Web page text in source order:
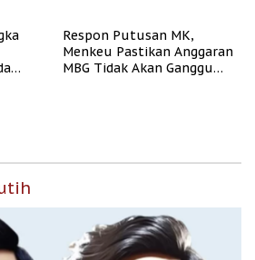
Respon Putusan MK,
Menkeu Pastikan Anggaran
MBG Tidak Akan Ganggu